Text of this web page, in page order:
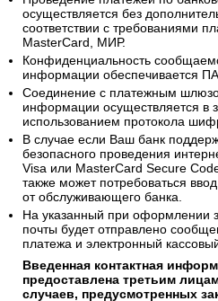
осуществляется без
соответствии с требованиями
MasterCard, МИР.
Конфиденциальность
информации обеспечивается
Соединение с платежным
информации осуществляется
использованием протокола
В случае если Ваш банк
безопасного проведения
Visa или MasterCard Secure
также может потребоваться
от обслуживающего банка.
На указанный при оформлении
почты будет отправлено
платежа и электронный
Введенная контактная
предоставлена третьим
случаев, предусмотренных